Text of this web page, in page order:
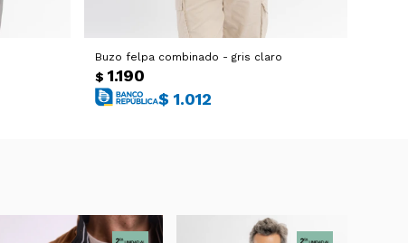
Buzo felpa combinado - gris claro
$ 1.190
$ 1.012